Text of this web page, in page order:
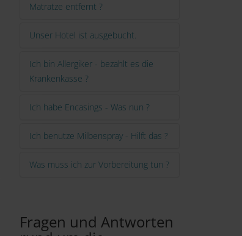
Matratze entfernt ?
Unser Hotel ist ausgebucht.
Ich bin Allergiker - bezahlt es die
Krankenkasse ?
Ich habe Encasings - Was nun ?
Ich benutze Milbenspray - Hilft das ?
Was muss ich zur Vorbereitung tun ?
Fragen und Antworten